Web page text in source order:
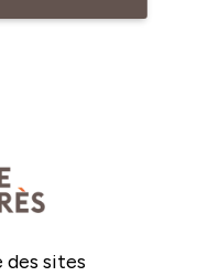
sites